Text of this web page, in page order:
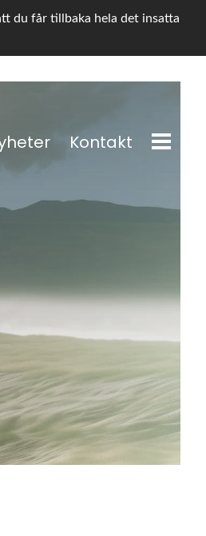
du får tillbaka hela det insatta
Kontakt